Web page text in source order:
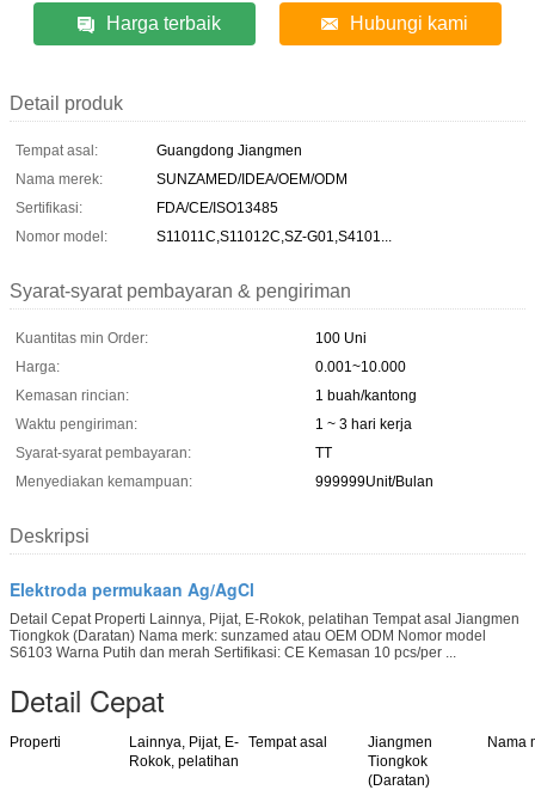
Harga terbaik Hubungi kami
Detail produk
Tempat asal:
Guangdong Jiangmen
Nama merek:
SUNZAMED/IDEA/OEM/ODM
Sertifikasi:
FDA/CE/ISO13485
Nomor model:
S11011C,S11012C,SZ-G01,S4101...
Syarat-syarat pembayaran & pengiriman
Kuantitas min Order:
100 Uni
Harga:
0.001~10.000
Kemasan rincian:
1 buah/kantong
Waktu pengiriman:
1 ~ 3 hari kerja
Syarat-syarat pembayaran:
TT
Menyediakan kemampuan:
999999Unit/Bulan
Deskripsi
Elektroda permukaan Ag/AgCl
Detail Cepat Properti Lainnya, Pijat, E-Rokok, pelatihan Tempat asal Jiangmen
Tiongkok (Daratan) Nama merk: sunzamed atau OEM ODM Nomor model
S6103 Warna Putih dan merah Sertifikasi: CE Kemasan 10 pcs/per ...
Detail Cepat
Properti
Lainnya, Pijat, E-
Rokok, pelatihan
Tempat asal
Jiangmen
Tiongkok
(Daratan)
Nama